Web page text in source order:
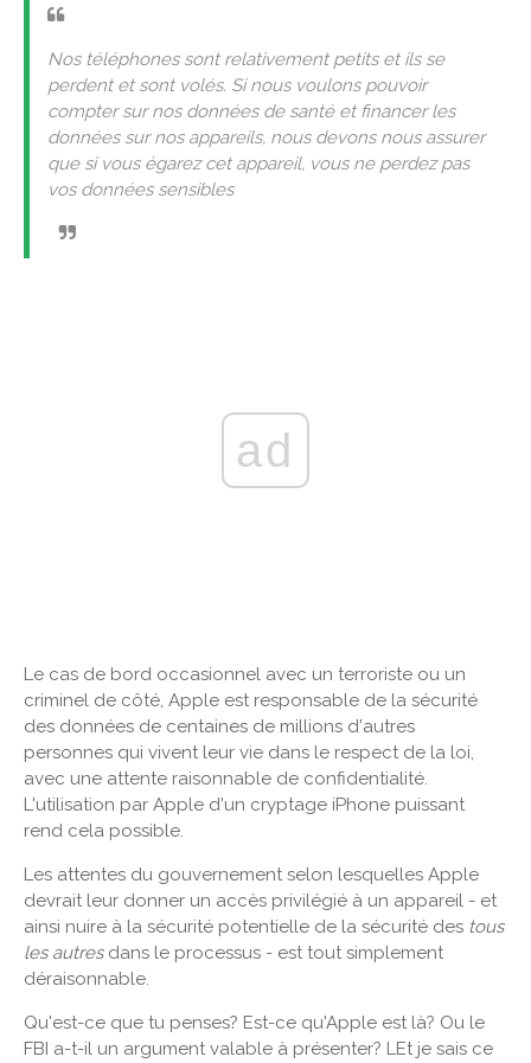
Nos téléphones sont relativement petits et ils se
perdent et sont volés. Si nous voulons pouvoir
compter sur nos données de santé et financer les
données sur nos appareils, nous devons nous assurer
que si vous égarez cet appareil, vous ne perdez pas
vos données sensibles
ad
Le cas de bord occasionnel avec un terroriste ou un
criminel de côté, Apple est responsable de la sécurité
des données de centaines de millions d'autres
personnes qui vivent leur vie dans le respect de la loi,
avec une attente raisonnable de confidentialité.
L'utilisation par Apple d'un cryptage iPhone puissant
rend cela possible.
Les attentes du gouvernement selon lesquelles Apple
devrait leur donner un accès privilégié à un appareil - et
ainsi nuire à la sécurité potentielle de la sécurité des tous
les autresdans le processus - est tout simplement
déraisonnable.
Qu'est-ce que tu penses? Est-ce qu'Apple est là? Ou le
FBI a-t-il un argument valable à présenter? LEt je sais ce